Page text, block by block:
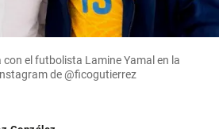
con el futbolista Lamine Yamal en la
de @ficogutierrez